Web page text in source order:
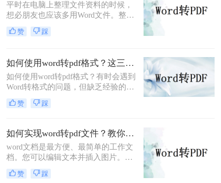
平时在电脑上整理文件资料的时候，
想必朋友也应该多用Word文件。整理
好相应的数据后，很多朋友会把文档
word转pdf，以方便传输和保存。但是
心。今天，我想和大家分享两个更好
的转换方法。
赞 踩
如何使用word转pdf格式？这三种方法教你如何转换
如何使用word转pdf格式？有时会遇到
Word转格式的问题，但缺乏经验的我
们总是不知道怎么实现，直接修改文
档后缀名当然不能修改，会影响整个
况。所以，我们应该采用什么方式来
转换呢？接下来小编给大家介绍一个
简单的word格式转pdf格式方法，对于
大多数初学者都很友好，快来学习下
这3种方法吧！
赞 踩
如何实现word转pdf文件？教你两个简单高效的办法
word文档是最方便、最简单的工作文
档。您可以编辑文本并插入图片。然
而，由于操作方便，安全性不是很
好。如果您想将word转pdf文件，应该
赞 踩